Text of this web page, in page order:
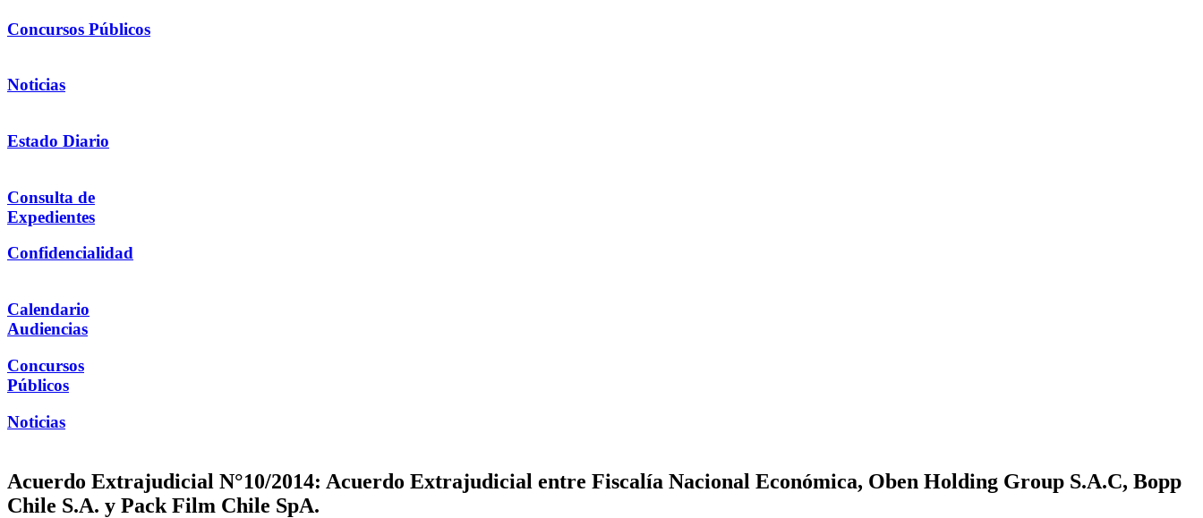
Concursos Públicos
Noticias
Estado Diario
Consulta de
Expedientes
Confidencialidad
Calendario
Audiencias
Concursos
Públicos
Noticias
Acuerdo Extrajudicial N°10/2014: Acuerdo Extrajudicial entre Fiscalía Nacional Económica, Oben Holding Group S.A.C, Bopp
Chile S.A. y Pack Film Chile SpA.